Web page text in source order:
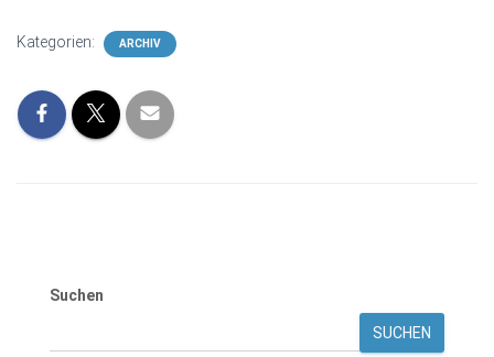
Kategorien: ARCHIV
Suchen
SUCHEN